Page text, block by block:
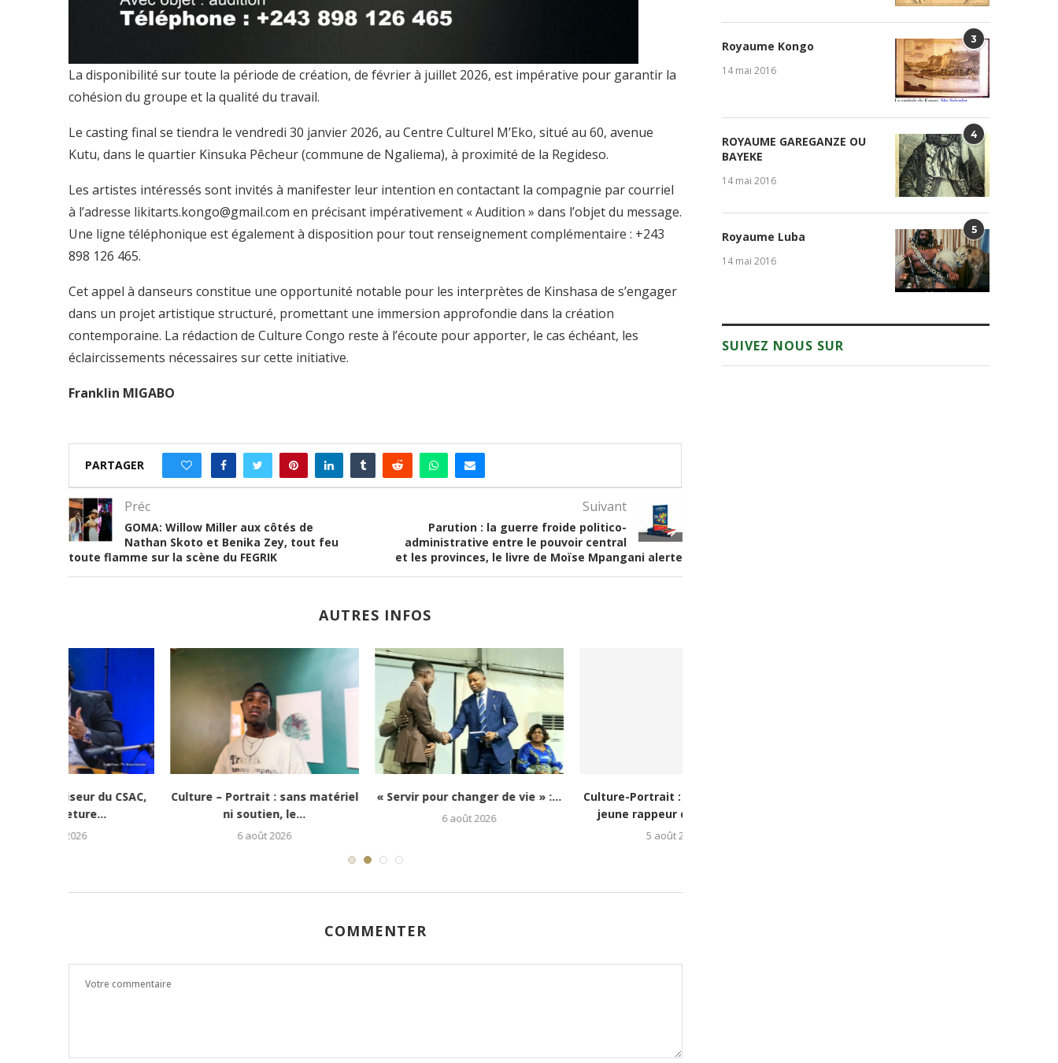
La disponibilité sur toute la période de création, de février à juillet 2026, est impérative pour garantir la
cohésion du groupe et la qualité du travail.
Le casting final se tiendra le vendredi 30 janvier 2026, au Centre Culturel M’Eko, situé au 60, avenue
Kutu, dans le quartier Kinsuka Pêcheur (commune de Ngaliema), à proximité de la Regideso.
Les artistes intéressés sont invités à manifester leur intention en contactant la compagnie par courriel
à l’adresse likitarts.kongo@gmail.com en précisant impérativement « Audition » dans l’objet du message.
Une ligne téléphonique est également à disposition pour tout renseignement complémentaire : +243
898 126 465.
Cet appel à danseurs constitue une opportunité notable pour les interprètes de Kinshasa de s’engager
dans un projet artistique structuré, promettant une immersion approfondie dans la création
contemporaine. La rédaction de Culture Congo reste à l’écoute pour apporter, le cas échéant, les
éclaircissements nécessaires sur cette initiative.
Franklin MIGABO
PARTAGER
Préc
GOMA: Willow Miller aux côtés de
Nathan Skoto et Benika Zey, tout feu
toute flamme sur la scène du FEGRIK
Suivant
Parution : la guerre froide politico-
administrative entre le pouvoir central
et les provinces, le livre de Moïse Mpangani alerte
AUTRES INFOS
Culture-Portrait : Cena Toth, un
jeune rappeur déterminé...
Lubumbashi : Kongo 26Street
redonne espoir aux enfants...
Festival Congo Mboka Vibe : la
jeunesse kinoise...
COMMENTER
3
Royaume Kongo
14 mai 2016
4
ROYAUME GAREGANZE OU
BAYEKE
14 mai 2016
5
Royaume Luba
14 mai 2016
SUIVEZ NOUS SUR